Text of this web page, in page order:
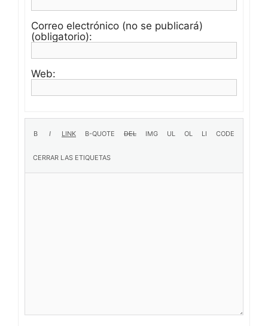
Correo electrónico (no se publicará)
(obligatorio):
Web: